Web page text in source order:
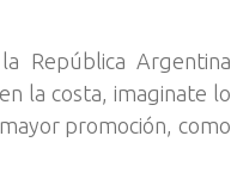
República Argentina
la costa, imaginate lo
promoción, como